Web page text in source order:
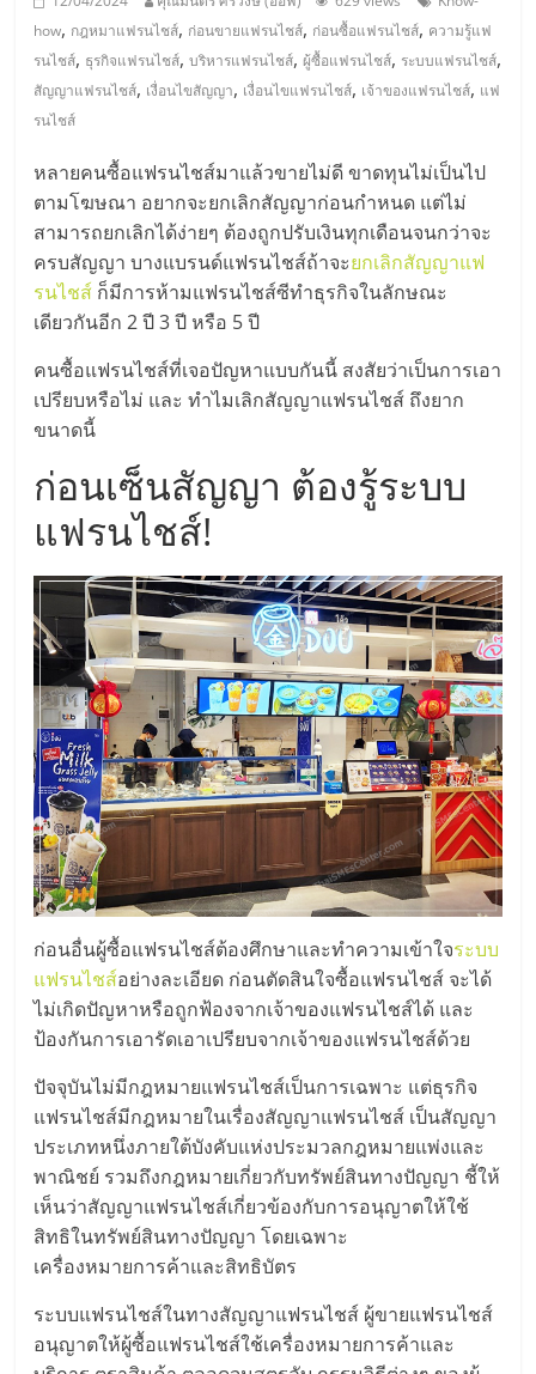
เอ็
มอี
ไทย,
SMEs,
แฟ
รน
ไชส์,
ที่
ปรึกษา
แฟ
รน
ไชส์,
รวม
แฟ
รน
ไชส์
ขาย
แฟ
รน
ไชส์
how, กฎหมาแฟรนไชส์, ก่อนขายแฟรนไชส์, ก่อนซื้อแฟรนไชส์, ความรู้แฟ
รนไชส์, ธุรกิจแฟรนไชส์,บริหารแฟรนไชส์,ผู้ซื้อแฟรนไชส์, ระบบแฟรนไชส์,
สัญญาแฟรนไชส์, เงื่อนไขสัญญา, เงื่อนไขแฟรนไชส์, เจ้าของแฟรนไชส์, แฟ
รนไชส์
หลายคนซื้อแฟรนไชส์มาแล้วขายไม่ดี ขาดทุนไม่เป็นไป
ตามโฆษณา อยากจะยกเลิกสัญญาก่อนกำหนด แต่ไม่
สามารถยกเลิกได้ง่ายๆ ต้องถูกปรับเงินทุกเดือนจนกว่าจะ
ครบสัญญา บางแบรนด์แฟรนไชส์ถ้าจะยกเลิกสัญญาแฟ
รนไชส์ ก็มีการห้ามแฟรนไชส์ซีทำธุรกิจในลักษณะ
เดียวกันอีก 2 ปี 3 ปี หรือ 5 ปี
คนซื้อแฟรนไชส์ที่เจอปัญหาแบบกันนี้ สงสัยว่าเป็นการเอา
เปรียบหรือไม่ และ ทำไมเลิกสัญญาแฟรนไชส์ ถึงยาก
ขนาดนี้
ก่อนเซ็นสัญญา ต้องรู้ระบบ
แฟรนไชส์!
ก่อนอื่นผู้ซื้อแฟรนไชส์ต้องศึกษาและทำความเข้าใจระบบ
แฟรนไชส์อย่างละเอียด ก่อนตัดสินใจซื้อแฟรนไชส์ จะได้
ไม่เกิดปัญหาหรือถูกฟ้องจากเจ้าของแฟรนไชส์ได้ และ
ป้องกันการเอารัดเอาเปรียบจากเจ้าของแฟรนไชส์ด้วย
ปัจจุบันไม่มีกฎหมายแฟรนไชส์เป็นการเฉพาะ แต่ธุรกิจ
แฟรนไชส์มีกฎหมายในเรื่องสัญญาแฟรนไชส์ เป็นสัญญา
ประเภทหนึ่งภายใต้บังคับแห่งประมวลกฎหมายแพ่งและ
พาณิชย์ รวมถึงกฎหมายเกี่ยวกับทรัพย์สินทางปัญญา ชี้ให้
เห็นว่าสัญญาแฟรนไชส์เกี่ยวข้องกับการอนุญาตให้ใช้
สิทธิในทรัพย์สินทางปัญญา โดยเฉพาะ
เครื่องหมายการค้าและสิทธิบัตร
ระบบแฟรนไชส์ในทางสัญญาแฟรนไชส์ ผู้ขายแฟรนไชส์
อนุญาตให้ผู้ซื้อแฟรนไชส์ใช้เครื่องหมายการค้าและ